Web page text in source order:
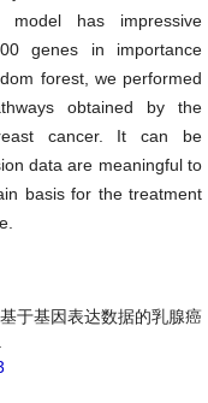
has impressive
genes in importance
forest, we performed
obtained by the
cancer. It can be
data are meaningful to
basis for the treatment
于基因表达数据的乳腺癌